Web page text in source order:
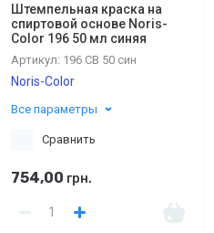
Штемпельная краска на
спиртовой основе Noris-
Color 196 50 мл синяя
Артикул: 196 CВ 50 син
Noris-Color
Все параметры
Сравнить
754,00 грн.